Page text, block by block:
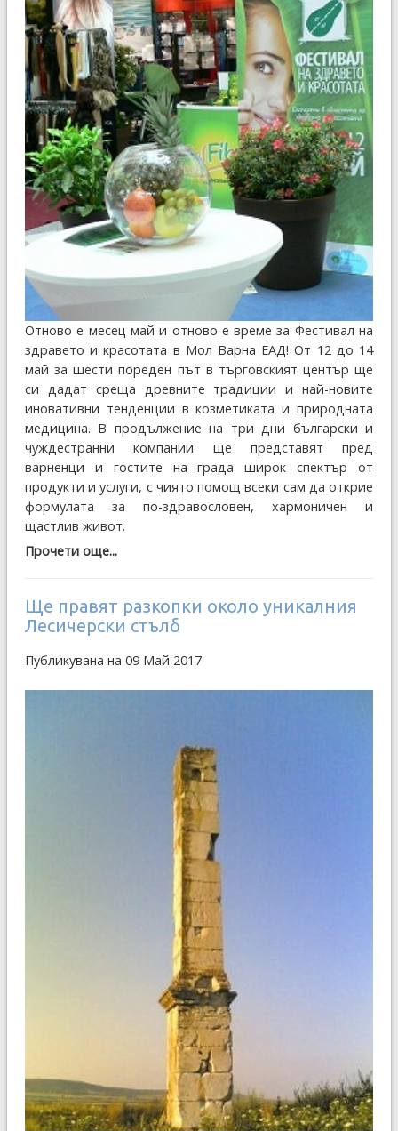
Отново е месец май и отново е време за Фестивал на
здравето и красотата в Мол Варна ЕАД! От 12 до 14
май за шести пореден път в търговският център ще
си дадат среща древните традиции и най-новите
иновативни тенденции в козметиката и природната
медицина. В продължение на три дни български и
чуждестранни компании ще представят пред
варненци и гостите на града широк спектър от
продукти и услуги, с чиято помощ всеки сам да открие
формулата за по-здравословен, хармоничен и
щастлив живот.
Прочети още...
Ще правят разкопки около уникалния
Лесичерски стълб
Публикувана на 09 Май 2017